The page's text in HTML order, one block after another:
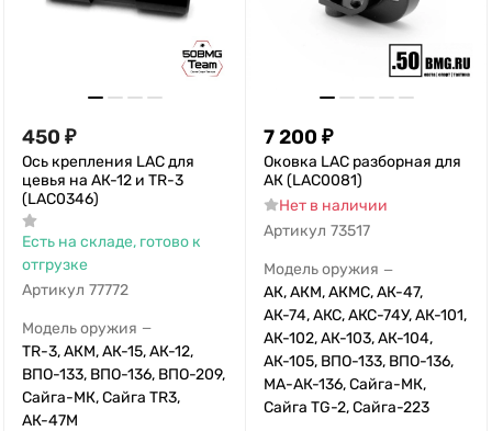
450 ₽
Ось крепления LAC для
цевья на АК-12 и TR-3
(LAC0346)
Есть на складе, готово к
отгрузке
Артикул 77772
Модель оружия —
TR-3, АКМ, АК-15, АК-12,
ВПО-133, ВПО-136, ВПО-209,
Сайга-МК, Сайга TR3,
АК-47М
7 200 ₽
Оковка LAC разборная для
АК (LAC0081)
Нет в наличии
Артикул 73517
Модель оружия —
АК, АКМ, АКМС, АК-47,
АК-74, АКС, АКС-74У, АК-101,
АК-102, АК-103, АК-104,
АК-105, ВПО-133, ВПО-136,
МА-АК-136, Сайга-МК,
Сайга TG-2, Сайга-223